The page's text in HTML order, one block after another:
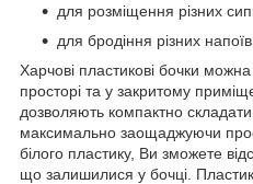
для розміщення різних
для бродіння різних напоїв
Харчові пластикові бочки
просторі та у закритому
дозволяють компактно
максимально заощаджуючи
білого пластику, Ви зможете
що залишилися у бочці.